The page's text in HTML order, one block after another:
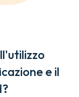
e il